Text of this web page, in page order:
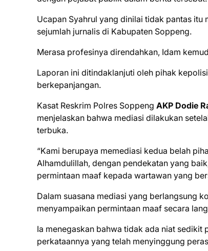
Ucapan Syahrul yang dinilai tidak pantas
sejumlah jurnalis di Kabupaten Soppeng.
Merasa profesinya direndahkan, Idam
Laporan ini ditindaklanjuti oleh pihak
berkepanjangan.
Kasat Reskrim Polres Soppeng AKP Dodie
menjelaskan bahwa mediasi dilakukan
terbuka.
“Kami berupaya memediasi kedua belah
Alhamdulillah, dengan pendekatan yang
permintaan maaf kepada wartawan yang
Dalam suasana mediasi yang berlangsung
menyampaikan permintaan maaf secara
Ia menegaskan bahwa tidak ada niat
perkataannya yang telah menyinggung